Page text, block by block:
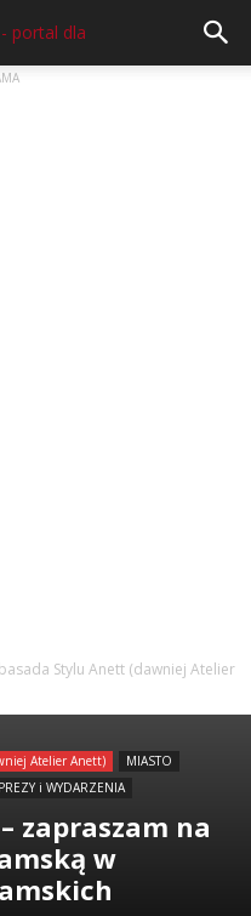
Stylu Anett (dawniej Atelier
Atelier Anett)
MIASTO
i WYDARZENIA
zapraszam na
w